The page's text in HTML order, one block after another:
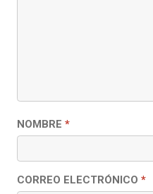
NOMBRE *
CORREO ELECTRÓNICO *